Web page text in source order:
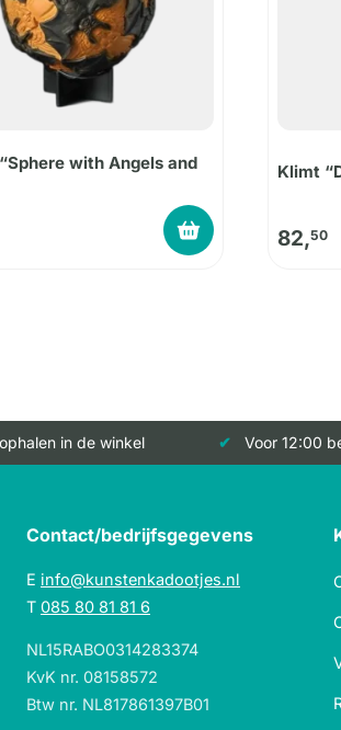
with Angels and Klimt
82,50
in de winkel Voor 12:00
Contact/bedrijfsgegevens
E info@kunstenkadootjes.nl
T 085 80 81 81 6
NL15RABO0314283374
KvK nr. 08158572
Btw nr. NL817861397B01